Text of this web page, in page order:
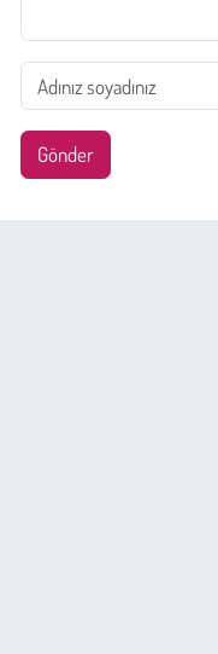
Gönder